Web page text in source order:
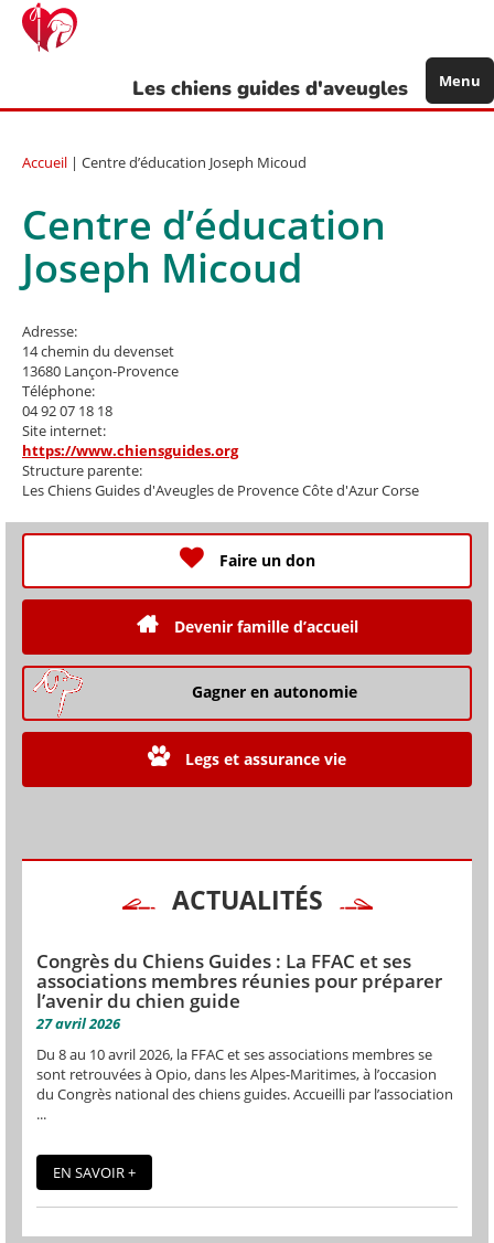
Aller
contenu
Les chiens guides d'aveugles Menu
Accueil | Centre d’éducation Joseph Micoud
Centre d’éducation
Joseph Micoud
Adresse:
14 chemin du devenset
13680 Lançon-Provence
Téléphone:
04 92 07 18 18
Site internet:
https://www.chiensguides.org
Structure parente:
Les Chiens Guides d'Aveugles de Provence Côte d'Azur Corse
Faire un don
Devenir famille d’accueil
Gagner en autonomie
Legs et assurance vie
ACTUALITÉS
Congrès du Chiens Guides : La FFAC et ses
associations membres réunies pour préparer
l’avenir du chien guide
27 avril 2026
Du 8 au 10 avril 2026, la FFAC et ses associations membres se
sont retrouvées à Opio, dans les Alpes-Maritimes, à l’occasion
du Congrès national des chiens guides. Accueilli par l’association
...
EN SAVOIR +